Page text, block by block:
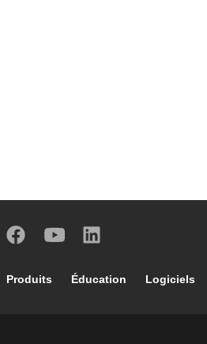
Footer main navigation
Produits Éducation Logiciels